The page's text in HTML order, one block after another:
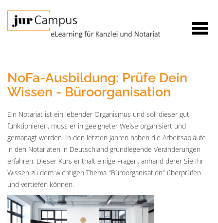
NoFa-Ausbildung: Prüfe Dein
Wissen - Büroorganisation
Ein Notariat ist ein lebender Organismus und soll dieser gut
funktionieren, muss er in geeigneter Weise organisiert und
gemanagt werden. In den letzten Jahren haben die Arbeitsabläufe
in den Notariaten in Deutschland grundlegende Veränderungen
erfahren. Dieser Kurs enthält einige Fragen, anhand derer Sie Ihr
Wissen zu dem wichtigen Thema "Büroorganisation" überprüfen
und vertiefen können.